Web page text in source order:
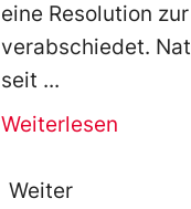
eine Resolution
verabschiedet.
seit
Weiterlesen
Weiter